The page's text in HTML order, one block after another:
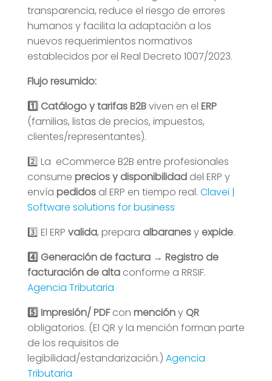
transparencia, reduce el riesgo de errores
humanos y facilita la adaptación a los
nuevos requerimientos normativos
establecidos por el Real Decreto 1007/2023.
Flujo resumido:
1️⃣ Catálogo y tarifas B2Bviven en el ERP
(familias, listas de precios, impuestos,
clientes/representantes).
2️⃣ La eCommerce B2B entre profesionales
consume precios y disponibilidaddel ERP y
envía pedidosal ERP en tiempo real. Clavei |
Software solutions for business
3️⃣ El ERP valida, prepara albaranesy expide.
4️⃣ Generación de factura→ Registro de
facturación de altaconforme a RRSIF.
Agencia Tributaria
5️⃣ Impresión/ PDFcon mencióny QR
obligatorios. (El QR y la mención forman parte
de los requisitos de
legibilidad/estandarización.) Agencia
Tributaria